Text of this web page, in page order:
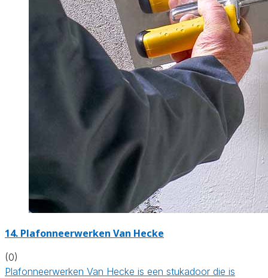
14. Plafonneerwerken Van Hecke
(0)
Plafonneerwerken Van Hecke is een stukadoor die is